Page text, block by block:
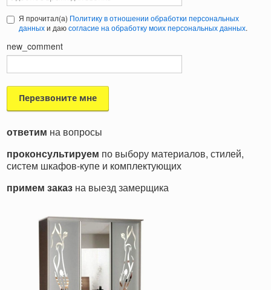
Я прочитал(а) Политику в отношении обработки персональных
данныхи даюсогласие на обработку моих персональных данных.
new_comment
ответим на вопросы
проконсультируем по выбору материалов, стилей,
систем шкафов-купе и комплектующих
примем заказ на выезд замерщика